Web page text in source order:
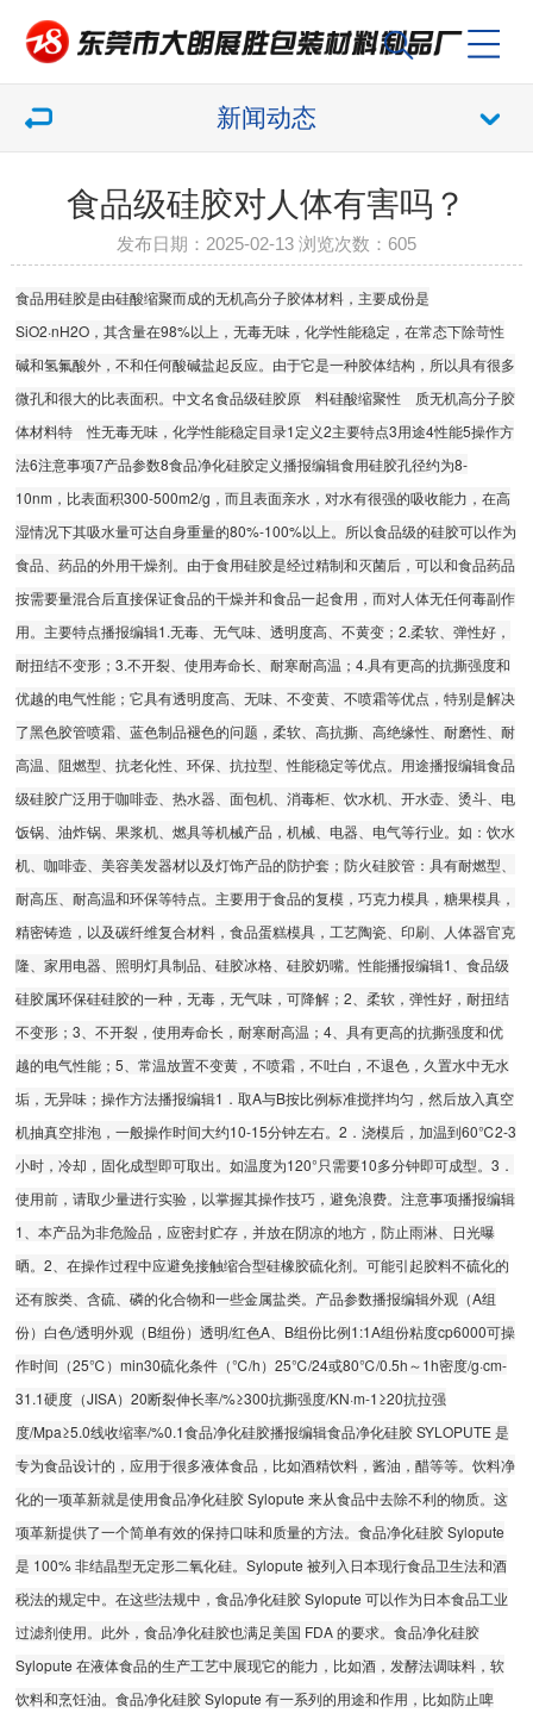
新闻动态
食品级硅胶对人体有害吗？
发布日期：2025-02-13 浏览次数： 605
食品用硅胶是由硅酸缩聚而成的无机高分子胶体材料，主要成份是
SiO2·nH2O，其含量在98%以上，无毒无味，化学性能稳定，在常态下除苛性
碱和氢氟酸外，不和任何酸碱盐起反应。由于它是一种胶体结构，所以具有很多
微孔和很大的比表面积。中文名食品级硅胶原 料硅酸缩聚性 质无机高分子胶
体材料特 性无毒无味，化学性能稳定目录1定义2主要特点3用途4性能5操作方
法6注意事项7产品参数8食品净化硅胶定义播报编辑食用硅胶孔径约为8-
10nm，比表面积300-500m2/g，而且表面亲水，对水有很强的吸收能力，在高
湿情况下其吸水量可达自身重量的80%-100%以上。所以食品级的硅胶可以作为
食品、药品的外用干燥剂。由于食用硅胶是经过精制和灭菌后，可以和食品药品
按需要量混合后直接保证食品的干燥并和食品一起食用，而对人体无任何毒副作
用。主要特点播报编辑1.无毒、无气味、透明度高、不黄变；2.柔软、弹性好，
耐扭结不变形；3.不开裂、使用寿命长、耐寒耐高温；4.具有更高的抗撕强度和
优越的电气性能；它具有透明度高、无味、不变黄、不喷霜等优点，特别是解决
了黑色胶管喷霜、蓝色制品褪色的问题，柔软、高抗撕、高绝缘性、耐磨性、耐
高温、阻燃型、抗老化性、环保、抗拉型、性能稳定等优点。用途播报编辑食品
级硅胶广泛用于咖啡壶、热水器、面包机、消毒柜、饮水机、开水壶、烫斗、电
饭锅、油炸锅、果浆机、燃具等机械产品，机械、电器、电气等行业。如：饮水
机、咖啡壶、美容美发器材以及灯饰产品的防护套；防火硅胶管：具有耐燃型、
耐高压、耐高温和环保等特点。主要用于食品的复模，巧克力模具，糖果模具，
精密铸造，以及碳纤维复合材料，食品蛋糕模具，工艺陶瓷、印刷、人体器官克
隆、家用电器、照明灯具制品、硅胶冰格、硅胶奶嘴。性能播报编辑1、食品级
硅胶属环保硅硅胶的一种，无毒，无气味，可降解；2、柔软，弹性好，耐扭结
不变形；3、不开裂，使用寿命长，耐寒耐高温；4、具有更高的抗撕强度和优
越的电气性能；5、常温放置不变黄，不喷霜，不吐白，不退色，久置水中无水
垢，无异味；操作方法播报编辑1．取A与B按比例标准搅拌均匀，然后放入真空
机抽真空排泡，一般操作时间大约10-15分钟左右。2．浇模后，加温到60℃2-3
小时，冷却，固化成型即可取出。如温度为120°只需要10多分钟即可成型。3．
使用前，请取少量进行实验，以掌握其操作技巧，避免浪费。注意事项播报编辑
1、本产品为非危险品，应密封贮存，并放在阴凉的地方，防止雨淋、日光曝
晒。2、在操作过程中应避免接触缩合型硅橡胶硫化剂。可能引起胶料不硫化的
还有胺类、含硫、磷的化合物和一些金属盐类。产品参数播报编辑外观（A组
份）白色/透明外观（B组份）透明/红色A、B组份比例1:1A组份粘度cp6000可操
作时间（25℃）min30硫化条件（℃/h）25℃/24或80℃/0.5h～1h密度/g·cm-
31.1硬度（JISA）20断裂伸长率/%≥300抗撕强度/KN·m-1≥20抗拉强
度/Mpa≥5.0线收缩率/%0.1食品净化硅胶播报编辑食品净化硅胶 SYLOPUTE 是
专为食品设计的，应用于很多液体食品，比如酒精饮料，酱油，醋等等。饮料净
化的一项革新就是使用食品净化硅胶 Sylopute 来从食品中去除不利的物质。这
项革新提供了一个简单有效的保持口味和质量的方法。食品净化硅胶 Sylopute
是 100% 非结晶型无定形二氧化硅。Sylopute 被列入日本现行食品卫生法和酒
税法的规定中。在这些法规中，食品净化硅胶 Sylopute 可以作为日本食品工业
过滤剂使用。此外，食品净化硅胶也满足美国 FDA 的要求。食品净化硅胶
Sylopute 在液体食品的生产工艺中展现它的能力，比如酒，发酵法调味料，软
饮料和烹饪油。食品净化硅胶 Sylopute 有一系列的用途和作用，比如防止啤